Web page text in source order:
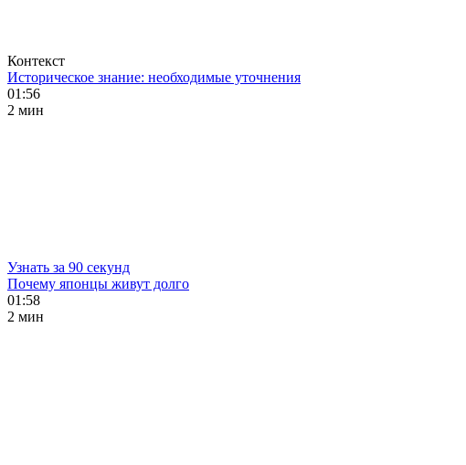
Контекст
Историческое знание: необходимые уточнения
01:56
2 мин
Узнать за 90 секунд
Почему японцы живут долго
01:58
2 мин